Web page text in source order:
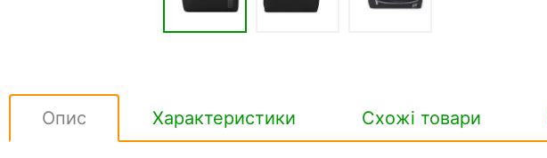
Опис Характеристики Схожі товари